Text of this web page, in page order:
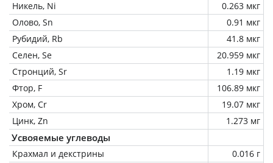
Никель, Ni
0.263 мкг
Олово, Sn
0.91 мкг
Рубидий, Rb
41.8 мкг
Селен, Se
20.959 мкг
Стронций, Sr
1.19 мкг
Фтор, F
106.89 мкг
Хром, Cr
19.07 мкг
Цинк, Zn
1.273 мг
Усвояемые углеводы
Крахмал и декстрины
0.016 г